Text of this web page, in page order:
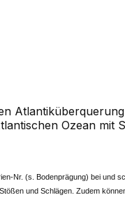
Ozean mit
Nr. (s. Bodenprägung) bei und
und Schlägen. Zudem